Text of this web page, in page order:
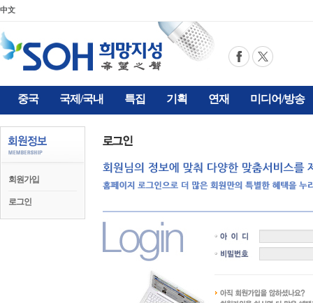
中文
중국 국제/국내 특집 기획 연재 미디어/방송
회원가입
로그인